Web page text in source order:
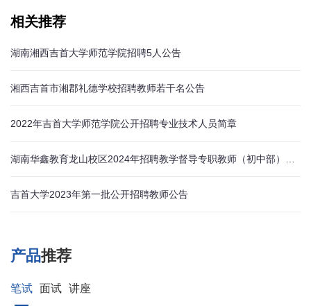
相关推荐
湖南湘西吉首大学师范学院招聘5人公告
湘西吉首市湘郡礼德学校招聘教师若干名公告
2022年吉首大学师范学院公开招聘专业技术人员简章
吉首大学2023年第一批公开招聘教师公告
产品推荐
笔试 面试 讲座